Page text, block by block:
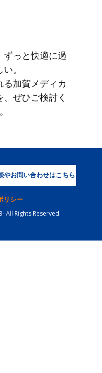
っと快適に過
。
る加賀メディカ
ぜひご検討く
やお問い合わせはこちら
リシー
All Rights Reserved.